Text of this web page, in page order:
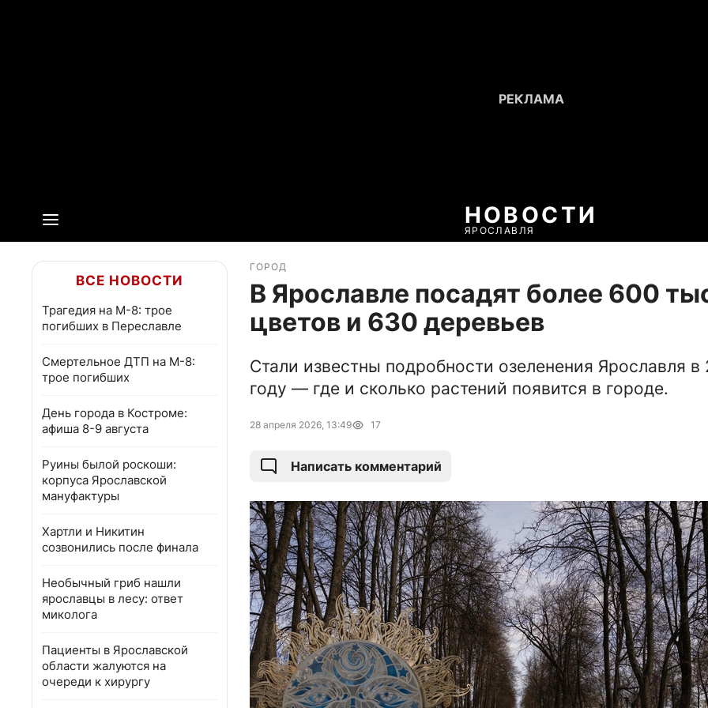
НОВОСТИ
ЯРОСЛАВЛЯ
ВСЕ НОВОСТИ
Трагедия на М-8: трое
погибших в Переславле
Смертельное ДТП на М-8:
трое погибших
День города в Костроме:
афиша 8-9 августа
Руины былой роскоши:
корпуса Ярославской
мануфактуры
Хартли и Никитин
созвонились после финала
Необычный гриб нашли
ярославцы в лесу: ответ
миколога
Пациенты в Ярославской
области жалуются на
очереди к хирургу
ГОРОД
В Ярославле посадят более 600
цветов и 630 деревьев
Стали известны подробности озеленения Ярославля в
году — где и сколько растений появится в городе.
28 апреля 2026, 13:49 17
Написать комментарий